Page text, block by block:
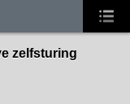
zelfsturing